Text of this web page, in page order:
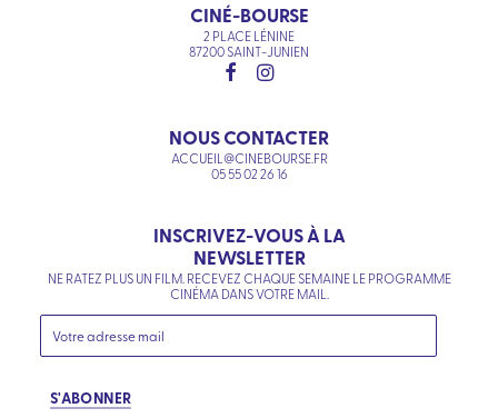
CINÉ-BOURSE
2 PLACE LÉNINE
87200 SAINT-JUNIEN
NOUS CONTACTER
ACCUEIL@CINEBOURSE.FR
05 55 02 26 16
INSCRIVEZ-VOUS À LA
NEWSLETTER
NE RATEZ PLUS UN FILM. RECEVEZ CHAQUE SEMAINE LE PROGRAMME
CINÉMA DANS VOTRE MAIL.
S'ABONNER